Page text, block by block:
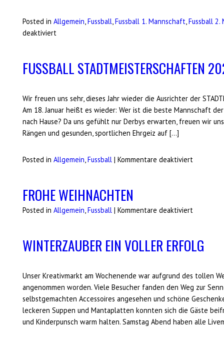
Posted in Allgemein,Fussball,Fussball 1. Mannschaft,Fussball 2.
deaktiviert
FUSSBALL STADTMEISTERSCHAFTEN
Wir freuen uns sehr, dieses Jahr wieder die Ausrichter der
Am 18. Januar heißt es wieder: Wer ist die beste Mannschaft
nach Hause? Da uns gefühlt nur Derbys erwarten, freuen wir
Rängen und gesunden, sportlichen Ehrgeiz auf […]
Posted in Allgemein,Fussball | Kommentare deaktiviert
FROHE WEIHNACHTEN
Posted in Allgemein,Fussball | Kommentare deaktiviert
WINTERZAUBER EIN VOLLER ERFOLG
Unser Kreativmarkt am Wochenende war aufgrund des tollen
angenommen worden. Viele Besucher fanden den Weg zur
selbstgemachten Accessoires angesehen und schöne
leckeren Suppen und Mantaplatten konnten sich die Gäste
und Kinderpunsch warm halten. Samstag Abend haben alle